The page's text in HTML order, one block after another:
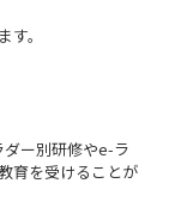
。
ー別研修やe-ラ
育を受けることが